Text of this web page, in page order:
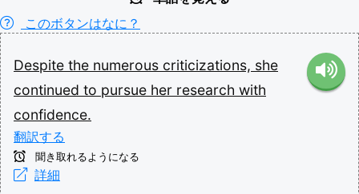
このボタンはなに？
Despite the numerous criticizations, she
continued to pursue her research with
confidence.
翻訳する
聞き取れるようになる
詳細